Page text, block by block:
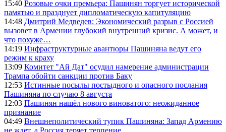
15:40 Розовые очки премьера: Пашинян торгует исторической
памятью и празднует дипломатическую капитуляцию
14:48 Дмитрий Медведев: Экономический разрыв с Россией
вызовет в Армении глубокий внутренний кризис. А может, и
что похуже…
14:19 Инфраструктурные авантюры Пашиняна ведут его
режим к краху
13:09 Комитет "Ай Дат" осудил намерение администрации
Трампа обойти санкции против Баку
12:53 Истинные посылы постыдного и опасного послания
Пашиняна по случаю 8 августа
12:03 Пашинян нашёл нового виноватого: неожиданное
признание
04:49 Внешнеполитический тупик Пашиняна: Запад Армению